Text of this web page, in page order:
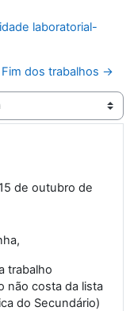
laboratorial-
Fim dos trabalhos →
de outubro de
trabalho
não costa da lista
do Secundário)